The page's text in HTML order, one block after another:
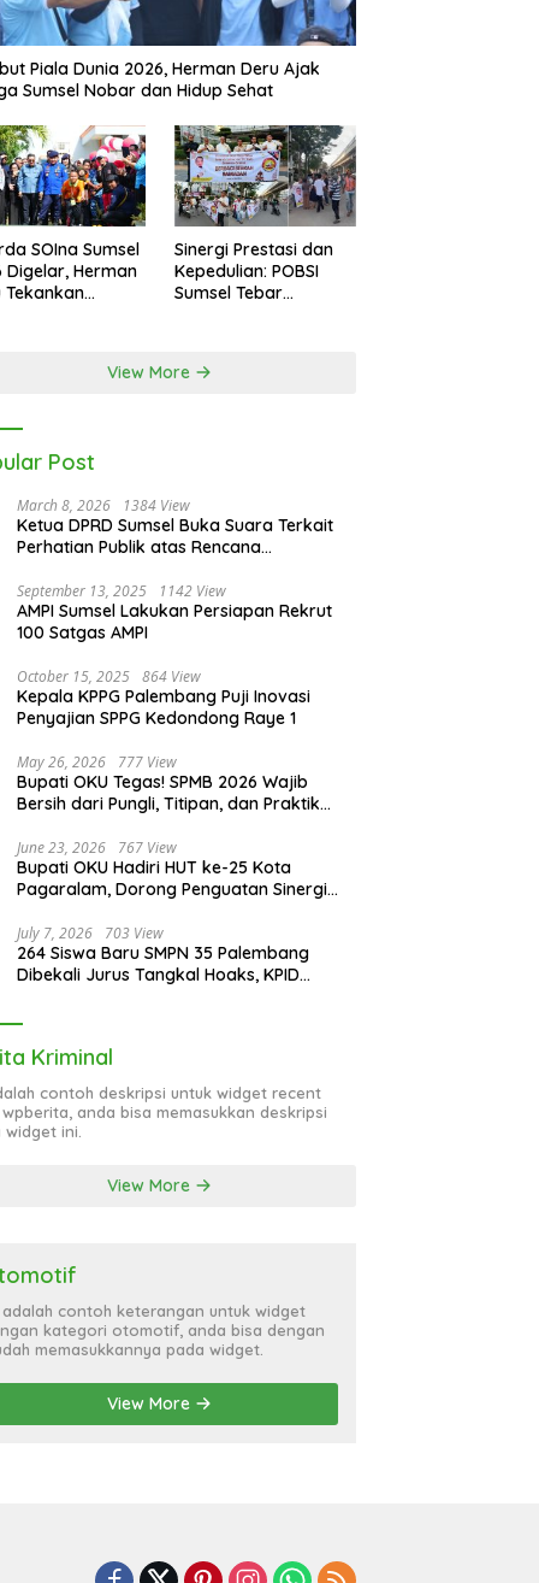
Piala Dunia 2026, Herman Deru Ajak
Sumsel Nobar dan Hidup Sehat
SOIna Sumsel
Digelar, Herman
Tekankan
Sinergi Prestasi dan
Kepedulian: POBSI
Sumsel Tebar
View More
Post
March 8, 2026 1384 View
Ketua DPRD Sumsel Buka Suara Terkait
Perhatian Publik atas Rencana
September 13, 2025 1142 View
AMPI Sumsel Lakukan Persiapan Rekrut
100 Satgas AMPI
October 15, 2025 864 View
Kepala KPPG Palembang Puji Inovasi
Penyajian SPPG Kedondong Raye 1
May 26, 2026 777 View
Bupati OKU Tegas! SPMB 2026 Wajib
Bersih dari Pungli, Titipan, dan Praktik
June 23, 2026 767 View
Bupati OKU Hadiri HUT ke-25 Kota
Pagaralam, Dorong Penguatan Sinergi
July 7, 2026 703 View
264 Siswa Baru SMPN 35 Palembang
Dibekali Jurus Tangkal Hoaks, KPID
Kriminal
contoh deskripsi untuk widget recent
anda bisa memasukkan deskripsi
widget ini.
View More
adalah contoh keterangan untuk widget
kategori otomotif, anda bisa dengan
memasukkannya pada widget.
View More